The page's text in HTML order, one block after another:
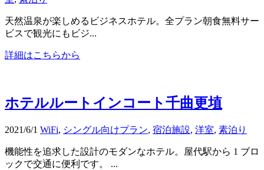
天然温泉が楽しめるビジネスホテル。全プラン朝食無料サー
ビスで観光にもビジ...
詳細はこちらから
ホテルルートインコート千曲更埴
2021/6/1 WiFi, シングル向けプラン, 宿泊施設, 洋室, 素泊り
機能性を追求した設計のモダンなホテル。屋代駅から 1 ブロ
ックで交通に便利です。 ...